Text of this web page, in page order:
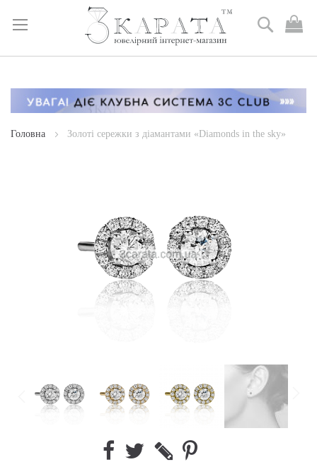
Skip
Content
Пошук
Головна Золоті сережки з діамантами «Diamonds in the sky»